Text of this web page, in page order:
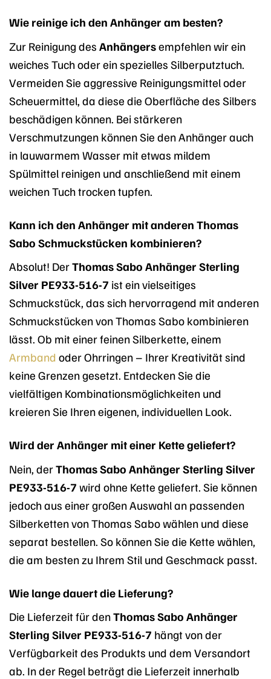
Wie reinige ich den Anhänger am besten?
Zur Reinigung des Anhängersempfehlen wir ein
weiches Tuch oder ein spezielles Silberputztuch.
Vermeiden Sie aggressive Reinigungsmittel oder
Scheuermittel, da diese die Oberfläche des Silbers
beschädigen können. Bei stärkeren
Verschmutzungen können Sie den Anhänger auch
in lauwarmem Wasser mit etwas mildem
Spülmittel reinigen und anschließend mit einem
weichen Tuch trocken tupfen.
Kann ich den Anhänger mit anderen Thomas
Sabo Schmuckstücken kombinieren?
Absolut! DerThomas Sabo Anhänger Sterling
Silver PE933-516-7 ist ein vielseitiges
Schmuckstück, das sich hervorragend mit anderen
Schmuckstücken von Thomas Sabo kombinieren
lässt. Ob mit einer feinen Silberkette, einem
Armband oder Ohrringen – Ihrer Kreativität sind
keine Grenzen gesetzt. Entdecken Sie die
vielfältigen Kombinationsmöglichkeiten und
kreieren Sie Ihren eigenen, individuellen Look.
Wird der Anhänger mit einer Kette geliefert?
Nein, derThomas Sabo Anhänger Sterling Silver
PE933-516-7 wird ohne Kette geliefert. Sie können
jedoch aus einer großen Auswahl an passenden
Silberketten von Thomas Sabo wählen und diese
separat bestellen. So können Sie die Kette wählen,
die am besten zu Ihrem Stil und Geschmack passt.
Wie lange dauert die Lieferung?
Die Lieferzeit für denThomas Sabo Anhänger
Sterling Silver PE933-516-7 hängt von der
Verfügbarkeit des Produkts und dem Versandort
ab. In der Regel beträgt die Lieferzeit innerhalb